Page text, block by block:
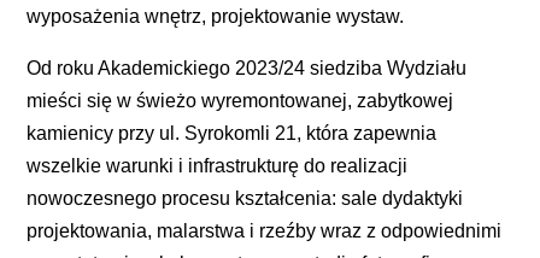
wyposażenia wnętrz, projektowanie wystaw.
Od roku Akademickiego 2023/24 siedziba Wydziału
mieści się w świeżo wyremontowanej, zabytkowej
kamienicy przy ul. Syrokomli 21, która zapewnia
wszelkie warunki i infrastrukturę do realizacji
nowoczesnego procesu kształcenia: sale dydaktyki
projektowania, malarstwa i rzeźby wraz z odpowiednimi